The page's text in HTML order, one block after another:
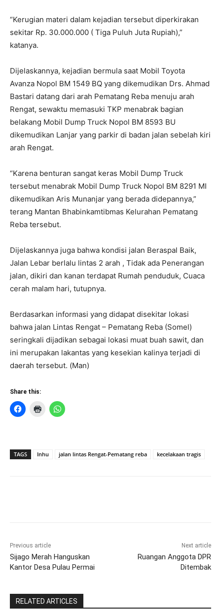
“Kerugian materi dalam kejadian tersebut diperkirakan
sekitar Rp. 30.000.000 ( Tiga Puluh Juta Rupiah),”
katanya.
Dijelaskannya, kejadian bermula saat Mobil Toyota
Avanza Nopol BM 1549 BQ yang dikemudikan Drs. Ahmad
Bastari datang dari arah Pematang Reba menuju arah
Rengat, sewaktu memasuki TKP menabrak bagian
belakang Mobil Dump Truck Nopol BM 8593 BU
dikemudikan Lanjar yang parkir di badan jalan sebelah kiri
arah Rengat.
“Karena benturan sangat keras Mobil Dump Truck
tersebut menabrak Mobil Dump Truck Nopol BM 8291 MI
dikemudikan Aris Munanjar yang berada didepannya,”
terang Mantan Bhabinkamtibmas Kelurahan Pematang
Reba tersebut.
Dijelaskannya juga bahwa kondisi jalan Beraspal Baik,
Jalan Lebar berlalu lintas 2 arah , Tidak ada Penerangan
jalan, dikiri dan kanan terdapat Rumah penduduk, Cuaca
cerah malam hari, tutupnya.
Berdasarkan informasi yang didapat disekitar lokasi
bahwa jalan Lintas Rengat – Pematang Reba (Somel)
seringkali dijadikan sebagai lokasi muat buah sawit, dan
ini merupakan lakantas yang kesekian kalinya terjadi di
daerah tersebut. (Man)
Share this:
TAGS Inhu jalan lintas Rengat-Pematang reba kecelakaan tragis
Previous article
Sijago Merah Hanguskan
Kantor Desa Pulau Permai
Next article
Ruangan Anggota DPR
Ditembak
RELATED ARTICLES